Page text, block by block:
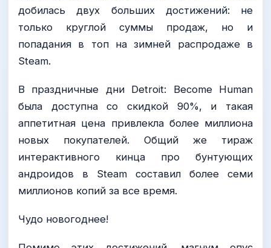
добилась двух больших достижений: не
только круглой суммы продаж, но и
попадания в топ на зимней распродаже в
Steam.
В праздничные дни Detroit: Become Human
была доступна со скидкой 90%, и такая
аппетитная цена привлекла более миллиона
новых покупателей. Общий же тираж
интерактивного кинца про бунтующих
андроидов в Steam составил более семи
миллионов копий за все время.
Чудо новогоднее!